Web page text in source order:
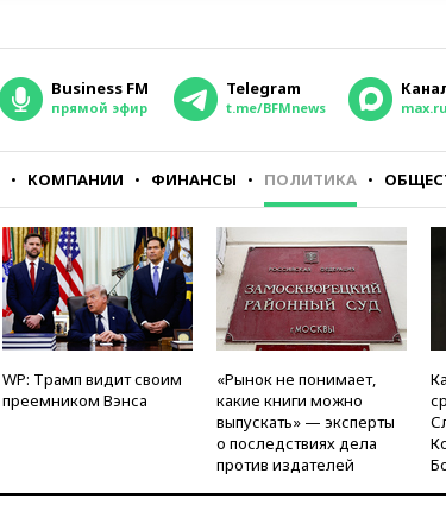
Business FM
прямой эфир
Telegram
t.me/BFMnews
КОМПАНИИ ФИНАНСЫ ПОЛИТИКА
WP: Трамп видит своим
преемником Вэнса
«Рынок не понимает,
какие книги можно
выпускать» — эксперты
о последствиях дела
против издателей